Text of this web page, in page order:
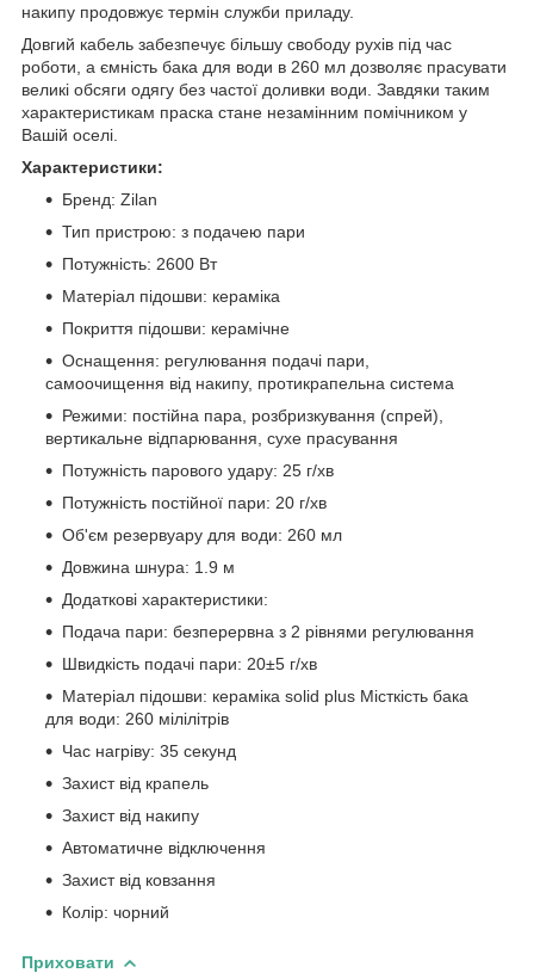
накипу продовжує термін служби приладу.
Довгий кабель забезпечує більшу свободу рухів під час
роботи, а ємність бака для води в 260 мл дозволяє прасувати
великі обсяги одягу без частої доливки води. Завдяки таким
характеристикам праска стане незамінним помічником у
Вашій оселі.
Характеристики:
Бренд: Zilan
Тип пристрою: з подачею пари
Потужність: 2600 Вт
Матеріал підошви: кераміка
Покриття підошви: керамічне
Оснащення: регулювання подачі пари,
самоочищення від накипу, протикрапельна система
Режими: постійна пара, розбризкування (спрей),
вертикальне відпарювання, сухе прасування
Потужність парового удару: 25 г/хв
Потужність постійної пари: 20 г/хв
Об'єм резервуару для води: 260 мл
Довжина шнура: 1.9 м
Додаткові характеристики:
Подача пари: безперервна з 2 рівнями регулювання
Швидкість подачі пари: 20±5 г/хв
Матеріал підошви: кераміка solid plus Місткість бака
для води: 260 мілілітрів
Час нагріву: 35 секунд
Захист від крапель
Захист від накипу
Автоматичне відключення
Захист від ковзання
Колір: чорний
Приховати